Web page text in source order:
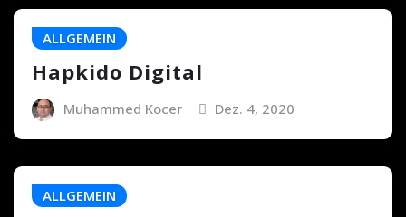
ALLGEMEIN
Hapkido Digital
Muhammed Kocer Dez. 4, 2020
ALLGEMEIN